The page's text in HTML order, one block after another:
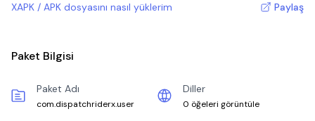
XAPK / APK dosyasını nasıl yüklerim Paylaş
Paket Bilgisi
Paket Adı
com.dispatchriderx.user
Diller
0 öğeleri görüntüle